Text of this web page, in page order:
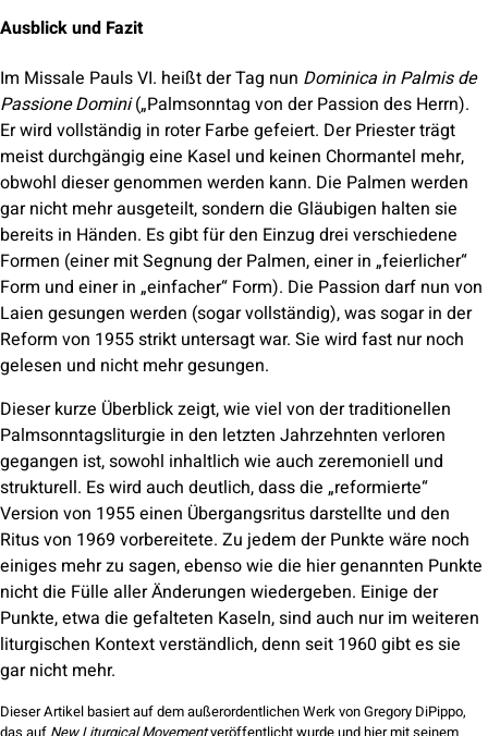
Ausblick und Fazit
Im Missale Pauls VI. heißt der Tag nun Dominica in Palmis de
Passione Domini(„Palmsonntag von der Passion des Herrn).
Er wird vollständig in roter Farbe gefeiert. Der Priester trägt
meist durchgängig eine Kasel und keinen Chormantel mehr,
obwohl dieser genommen werden kann. Die Palmen werden
gar nicht mehr ausgeteilt, sondern die Gläubigen halten sie
bereits in Händen. Es gibt für den Einzug drei verschiedene
Formen (einer mit Segnung der Palmen, einer in „feierlicher“
Form und einer in „einfacher“ Form). Die Passion darf nun von
Laien gesungen werden (sogar vollständig), was sogar in der
Reform von 1955 strikt untersagt war. Sie wird fast nur noch
gelesen und nicht mehr gesungen.
Dieser kurze Überblick zeigt, wie viel von der traditionellen
Palmsonntagsliturgie in den letzten Jahrzehnten verloren
gegangen ist, sowohl inhaltlich wie auch zeremoniell und
strukturell. Es wird auch deutlich, dass die „reformierte“
Version von 1955 einen Übergangsritus darstellte und den
Ritus von 1969 vorbereitete. Zu jedem der Punkte wäre noch
einiges mehr zu sagen, ebenso wie die hier genannten Punkte
nicht die Fülle aller Änderungen wiedergeben. Einige der
Punkte, etwa die gefalteten Kaseln, sind auch nur im weiteren
liturgischen Kontext verständlich, denn seit 1960 gibt es sie
gar nicht mehr.
Dieser Artikel basiert auf dem außerordentlichen Werk von Gregory DiPippo,
das auf New Liturgical Movementveröffentlicht wurde und hier mit seinem